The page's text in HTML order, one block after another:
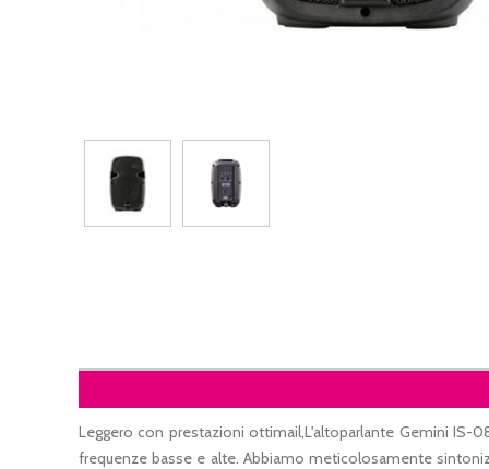
Leggero con prestazioni ottimail,L'altoparlante Gemini IS-
frequenze basse e alte. Abbiamo meticolosamente